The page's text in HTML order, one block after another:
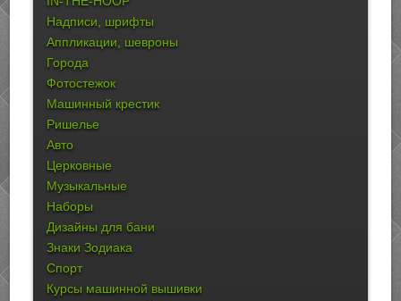
Надписи, шрифты
Аппликации, шевроны
Города
Фотостежок
Машинный крестик
Ришелье
Авто
Церковные
Музыкальные
Наборы
Дизайны для бани
Знаки Зодиака
Спорт
Курсы машинной вышивки